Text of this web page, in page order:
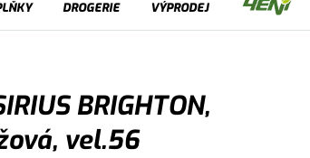
DROGERIE VÝPRODEJ
BRIGHTON,
vel.56